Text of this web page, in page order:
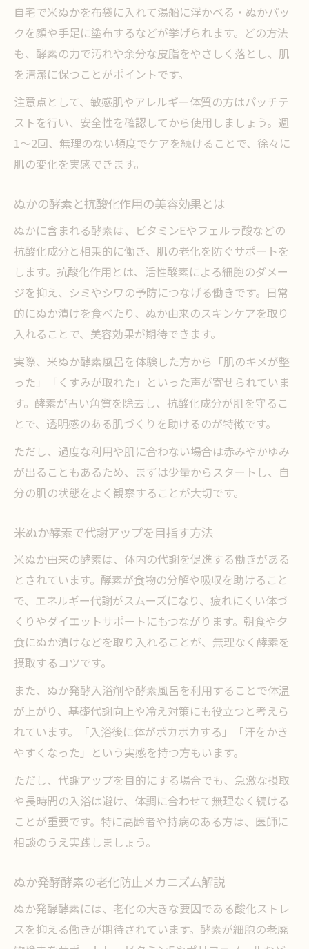
自宅で米ぬかを布袋に入れて湯船に浮かべる・ぬかパッ
クを顔や手足に塗布するなどが挙げられます。どの方法
も、酵素の力で汚れや余分な皮脂をやさしく落とし、肌
を清潔に保つことがポイントです。
注意点として、敏感肌やアレルギー体質の方はパッチテ
ストを行い、安全性を確認してから使用しましょう。週
1〜2回、無理のない頻度でケアを続けることで、徐々に
肌の変化を実感できます。
ぬかの酵素と抗酸化作用の美容効果とは
ぬかに含まれる酵素は、ビタミンEやフェルラ酸などの
抗酸化成分と相乗的に働き、肌の老化を防ぐサポートを
します。抗酸化作用とは、活性酸素による細胞のダメー
ジを抑え、シミやシワの予防につなげる働きです。日常
的にぬか漬けを食べたり、ぬか由来のスキンケアを取り
入れることで、美容効果が期待できます。
実際、米ぬか酵素風呂を体験した方から「肌のキメが整
った」「くすみが取れた」といった声が寄せられていま
す。酵素が古い角質を除去し、抗酸化成分が肌を守るこ
とで、透明感のある肌づくりを助けるのが特徴です。
ただし、過度な利用や肌に合わない場合は赤みやかゆみ
が出ることもあるため、まずは少量からスタートし、自
分の肌の状態をよく観察することが大切です。
米ぬか酵素で代謝アップを目指す方法
米ぬか由来の酵素は、体内の代謝を促進する働きがある
とされています。酵素が食物の分解や吸収を助けること
で、エネルギー代謝がスムーズになり、疲れにくい体づ
くりやダイエットサポートにもつながります。朝食や夕
食にぬか漬けなどを取り入れることが、無理なく酵素を
摂取するコツです。
また、ぬか発酵入浴剤や酵素風呂を利用することで体温
が上がり、基礎代謝向上や冷え対策にも役立つと考えら
れています。「入浴後に体がポカポカする」「汗をかき
やすくなった」という実感を持つ方もいます。
ただし、代謝アップを目的にする場合でも、急激な摂取
や長時間の入浴は避け、体調に合わせて無理なく続ける
ことが重要です。特に高齢者や持病のある方は、医師に
相談のうえ実践しましょう。
ぬか発酵酵素の老化防止メカニズム解説
ぬか発酵酵素には、老化の大きな要因である酸化ストレ
スを抑える働きが期待されています。酵素が細胞の老廃